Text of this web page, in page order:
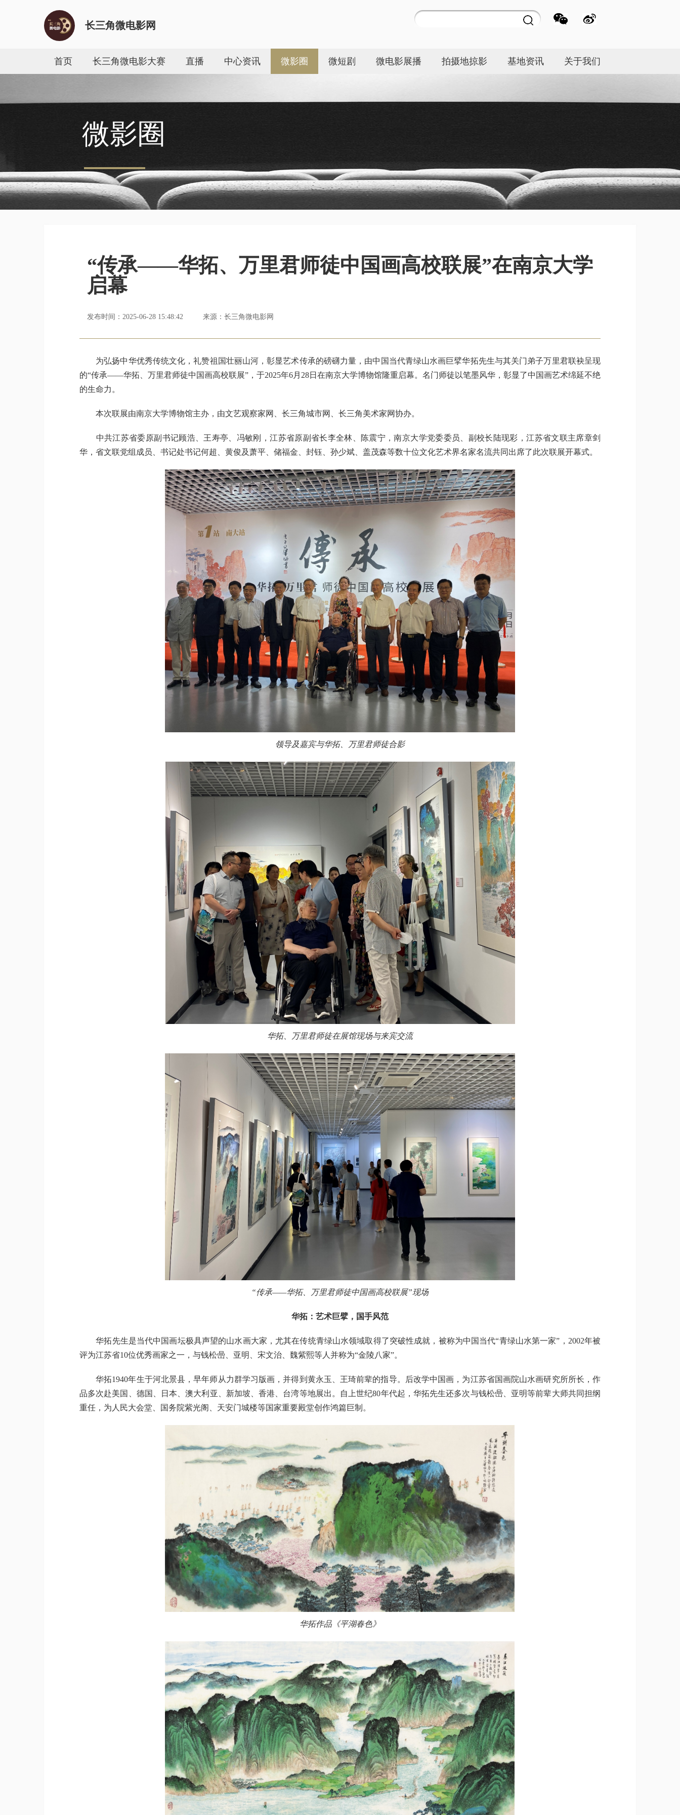
长三角微电影网
首页 长三角微电影大赛 直播 中心资讯 微影圈 微短剧 微电影展播 拍摄地掠影 基地资讯 关于我们
微影圈
“传承——华拓、万里君师徒中国画高校联展”在南京大学
启幕
发布时间：2025-06-28 15:48:42 来源：长三角微电影网
为弘扬中华优秀传统文化，礼赞祖国壮丽山河，彰显艺术传承的磅礴力量，由中国当代青绿山水画巨擘华拓先生与其关门弟子万里君联袂呈现
的“传承——华拓、万里君师徒中国画高校联展”，于2025年6月28日在南京大学博物馆隆重启幕。名门师徒以笔墨风华，彰显了中国画艺术绵延不绝
的生命力。
本次联展由南京大学博物馆主办，由文艺观察家网、长三角城市网、长三角美术家网协办。
中共江苏省委原副书记顾浩、王寿亭、冯敏刚，江苏省原副省长李全林、陈震宁，南京大学党委委员、副校长陆现彩，江苏省文联主席章剑
华，省文联党组成员、书记处书记何超、黄俊及萧平、储福金、封钰、孙少斌、盖茂森等数十位文化艺术界名家名流共同出席了此次联展开幕式。
领导及嘉宾与华拓、万里君师徒合影
华拓、万里君师徒在展馆现场与来宾交流
“传承——华拓、万里君师徒中国画高校联展”现场
华拓：艺术巨擘，国手风范
华拓先生是当代中国画坛极具声望的山水画大家，尤其在传统青绿山水领域取得了突破性成就，被称为中国当代“青绿山水第一家”，2002年被
评为江苏省10位优秀画家之一，与钱松喦、亚明、宋文治、魏紫熙等人并称为“金陵八家”。
华拓1940年生于河北景县，早年师从力群学习版画，并得到黄永玉、王琦前辈的指导。后改学中国画，为江苏省国画院山水画研究所所长，作
品多次赴美国、德国、日本、澳大利亚、新加坡、香港、台湾等地展出。自上世纪80年代起，华拓先生还多次与钱松喦、亚明等前辈大师共同担纲
重任，为人民大会堂、国务院紫光阁、天安门城楼等国家重要殿堂创作鸿篇巨制。
华拓作品《平湖春色》